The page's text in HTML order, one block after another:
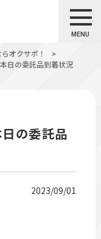
MENU
オクサポ！
>
日の委託品到着状況
日の委託品
2023/09/01